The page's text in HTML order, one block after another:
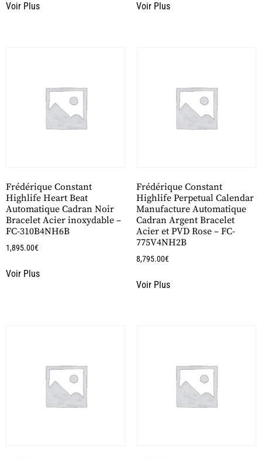
Voir Plus Voir Plus
Frédérique Constant
Highlife Heart Beat
Automatique Cadran Noir
Bracelet Acier inoxydable –
FC-310B4NH6B
1,895.00€
Voir Plus
Frédérique Constant
Highlife Perpetual Calendar
Manufacture Automatique
Cadran Argent Bracelet
Acier et PVD Rose – FC-
775V4NH2B
8,795.00€
Voir Plus